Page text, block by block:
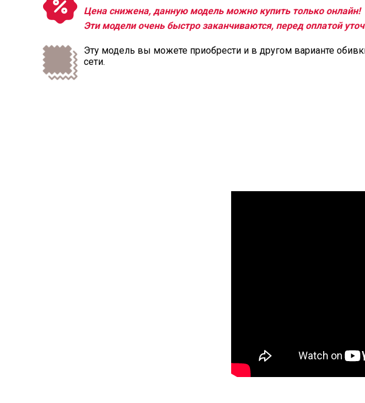
Цена снижена, данную модель можно купить только онлайн!
Эти модели очень быстро заканчиваются, перед оплатой
Эту модель вы можете приобрести и в другом варианте
сети.